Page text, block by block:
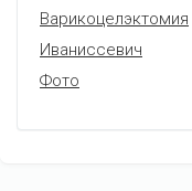
Варикоцелэктомия
Иваниссевич
Фото